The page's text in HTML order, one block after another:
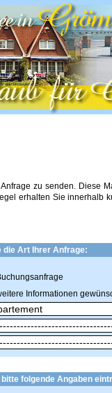
zu senden. Diese
erhalten Sie innerhalb
die Art Ihrer Anfrage:
Informationen
folgende Angaben